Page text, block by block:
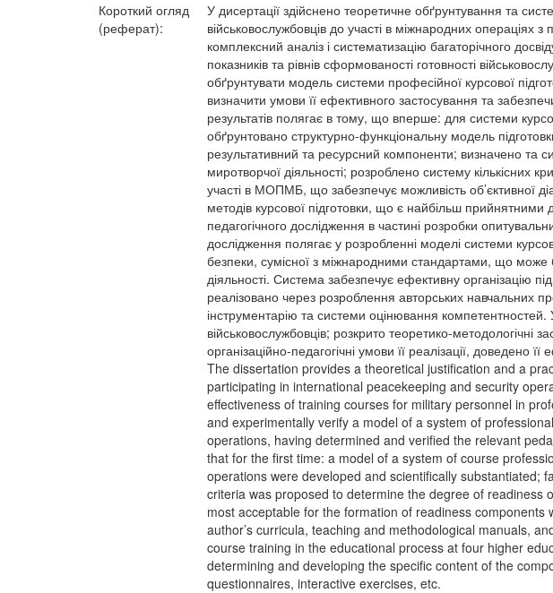
Короткий огляд
(реферат):
У дисертації здійснено теоретичне обґрунтування та
військовослужбовців до участі в міжнародних
комплексний аналіз і систематизацію багаторічного
показників та рівнів сформованості готовності
обґрунтувати модель системи професійної курсової
визначити умови її ефективного застосування та
результатів полягає в тому, що вперше: для системи
обґрунтовано структурно-функціональну модель
результативний та ресурсний компоненти; визначено та
миротворчої діяльності; розроблено систему кількісних
участі в МОПМБ, що забезпечує можливість об’єктивної
методів курсової підготовки, що є найбільш
педагогічного дослідження в частині розробки
дослідження полягає у розробленні моделі системи
безпеки, сумісної з міжнародними стандартами, що може
діяльності. Система забезпечує ефективну організацію
реалізовано через розроблення авторських навчальних
інструментарію та системи оцінювання компетентностей.
військовослужбовців; розкрито теоретико-
організаційно-педагогічні умови її реалізації, доведено її
The dissertation provides a theoretical justification and a
participating in international peacekeeping and security
effectiveness of training courses for military personnel in
and experimentally verify a model of a system of
operations, having determined and verified the relevant
that for the first time: a model of a system of course
operations were developed and scientifically substantiated;
criteria was proposed to determine the degree of readiness
most acceptable for the formation of readiness
author’s curricula, teaching and methodological manuals,
course training in the educational process at four higher
determining and developing the specific content of the
questionnaires, interactive exercises, etc.